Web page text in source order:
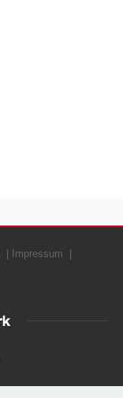
Impressum